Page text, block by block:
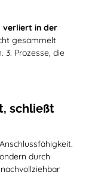
verliert in der
gesammelt
3. Prozesse, die
schließt
durch